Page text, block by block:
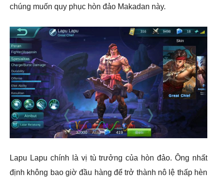
chúng muốn quy phục hòn đảo Makadan này.
Lapu Lapu chính là vị tù trưởng của hòn đảo. Ông nhất
định không bao giờ đầu hàng để trở thành nô lệ thấp hèn